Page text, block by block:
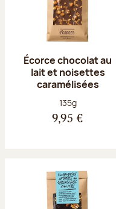
Écorce chocolat au
lait et noisettes
caramélisées
Poids net :
135g
9,95 €